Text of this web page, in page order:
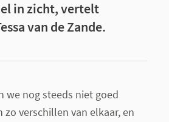
in zicht, vertelt
van de Zande.
we nog steeds niet goed
verschillen van elkaar, en